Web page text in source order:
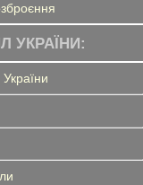
УКРАЇНИ: